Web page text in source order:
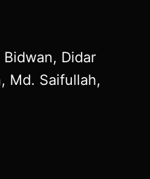
Didar
Md. Saifullah,